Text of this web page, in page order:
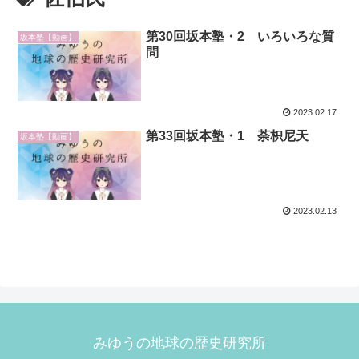
坂本塾【動画】
第30回坂本塾・2 いろいろな質
問
2023.02.17
坂本塾【動画】 第33回坂本塾・1 荼枳尼天
2023.02.13
みゆうの地球の歴史研究所